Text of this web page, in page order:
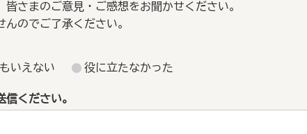
さまのご意見・ご感想をお聞かせください。
のでご了承ください。
いえない 役に立たなかった
ください。